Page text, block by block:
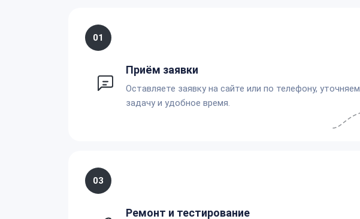
01
Приём заявки
Оставляете заявку на сайте или по телефону, уточняем
задачу и удобное время.
03
Ремонт и тестирование